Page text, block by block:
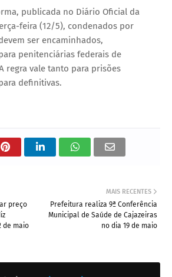
publicada no Diário Oficial da
feira (12/5), condenados por
ser encaminhados,
penitenciárias federais de
regra vale tanto para prisões
definitivas.
MAIS RECENTES
Prefeitura realiza 9ª Conferência
Municipal de Saúde de Cajazeiras
no dia 19 de maio
preço
de maio